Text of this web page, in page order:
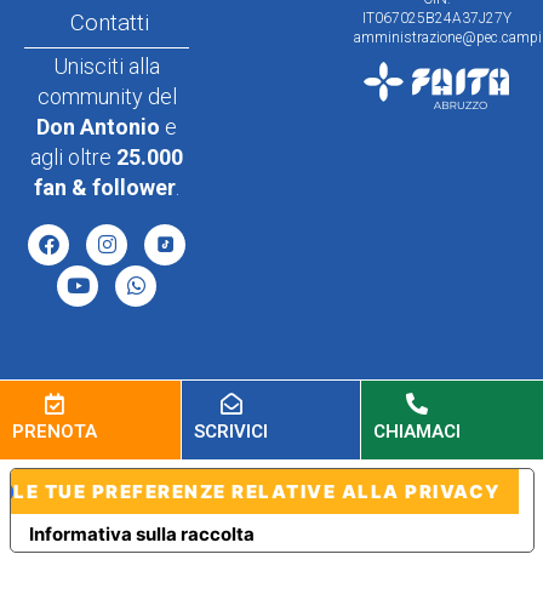
IT067025B24A37J27Y
Contatti
Unisciti alla
community del
Don Antonio e
agli oltre 25.000
fan & follower
PRENOTA SCRIVICI CHIAMACI
Informativa sulla raccolta
LE TUE PREFERENZE RELATIVE ALLA PRIVACY